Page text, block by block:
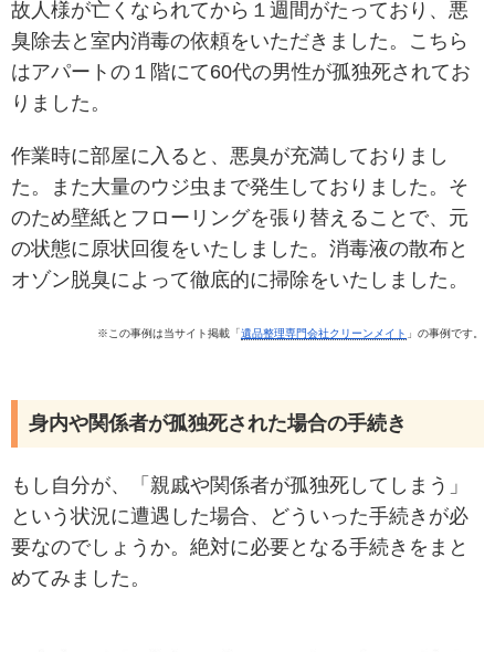
故人様が亡くなられてから１週間がたっており、悪
臭除去と室内消毒の依頼をいただきました。こちら
はアパートの１階にて60代の男性が孤独死されてお
りました。
作業時に部屋に入ると、悪臭が充満しておりまし
た。また大量のウジ虫まで発生しておりました。そ
のため壁紙とフローリングを張り替えることで、元
の状態に原状回復をいたしました。消毒液の散布と
オゾン脱臭によって徹底的に掃除をいたしました。
※この事例は当サイト掲載「遺品整理専門会社クリーンメイト 」の事例です。
身内や関係者が孤独死された場合の手続き
もし自分が、「親戚や関係者が孤独死してしまう」
という状況に遭遇した場合、どういった手続きが必
要なのでしょうか。絶対に必要となる手続きをまと
めてみました。